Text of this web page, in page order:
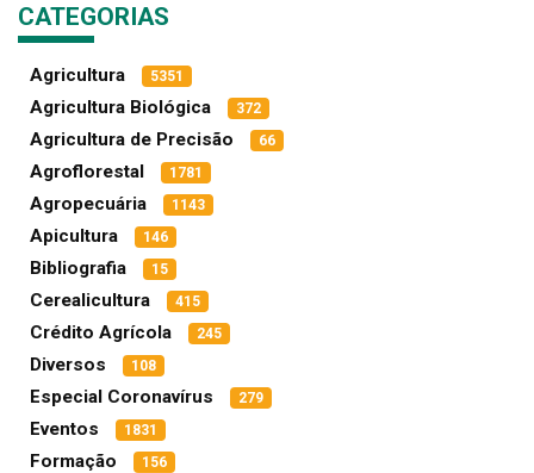
CATEGORIAS
Agricultura 5351
Agricultura Biológica 372
Agricultura de Precisão 66
Agroflorestal 1781
Agropecuária 1143
Apicultura 146
Bibliografia 15
Cerealicultura 415
Crédito Agrícola 245
Diversos 108
Especial Coronavírus 279
Eventos 1831
Formação 156